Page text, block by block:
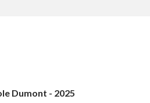
Dumont - 2025